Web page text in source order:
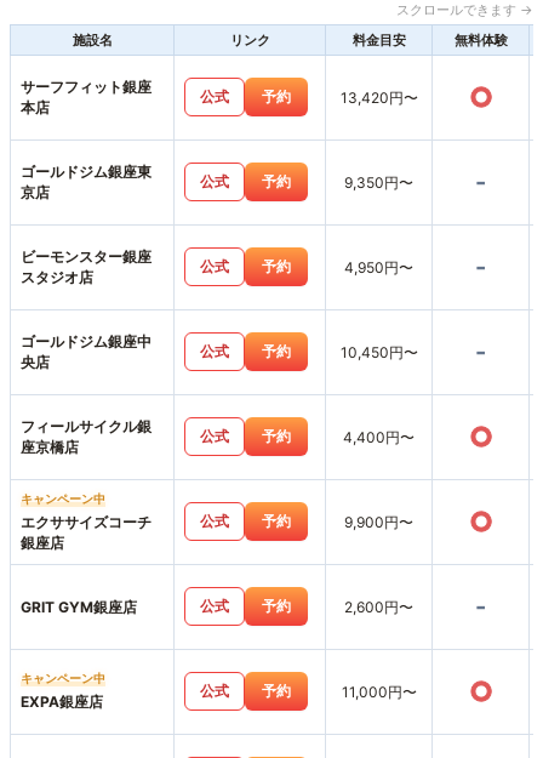
スクロールできます →
施設名
リンク 料金目安 無料体験
サーフフィット銀座
本店
公式 予約 13,420円〜 ○
ゴールドジム銀座東
京店
公式 予約 9,350円〜 -
ビーモンスター銀座
スタジオ店
公式 予約 4,950円〜 -
ゴールドジム銀座中
央店
公式 予約 10,450円〜 -
フィールサイクル銀
座京橋店
公式 予約 4,400円〜 ○
キャンペーン中
エクササイズコーチ
銀座店
公式 予約 9,900円〜 ○
GRIT GYM銀座店 公式 予約 2,600円〜 -
キャンペーン中
EXPA銀座店
公式 予約 11,000円〜 ○